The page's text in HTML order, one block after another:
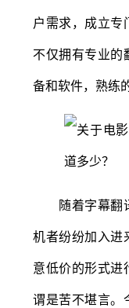
户需求，成立专
不仅拥有专业的
备和软件，熟练
随着字幕翻译
机者纷纷加入进
意低价的形式进
谓是苦不堪言。